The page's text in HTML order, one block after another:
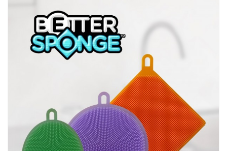
Фитнесс
Kрасота И Здоровье